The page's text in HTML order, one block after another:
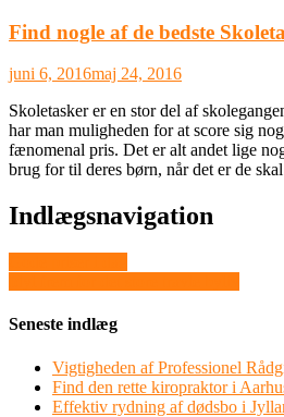
Find nogle af de bedste
juni 6, 2016maj 24, 2016
Skoletasker er en stor del af
har man muligheden for at score sig
fænomenal pris. Det er alt andet lige
brug for til deres børn, når det er de
Indlægsnavigation
Seneste indlæg
Vigtigheden af Professionel
Find den rette kiropraktor i
Effektiv rydning af dødsbo i